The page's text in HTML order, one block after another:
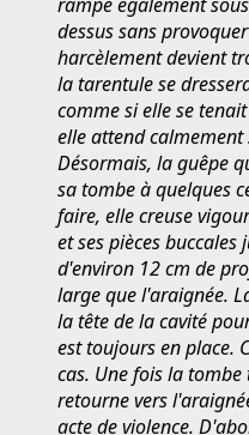
dessus sans
harcèlement devient
la tarentule se
comme si elle se
elle attend calmement
Désormais, la guêpe
sa tombe à quelques
faire, elle creuse
et ses pièces
d'environ 12 cm de
large que l'araignée.
la tête de la cavité
est toujours en place.
cas. Une fois la
retourne vers
acte de violence.